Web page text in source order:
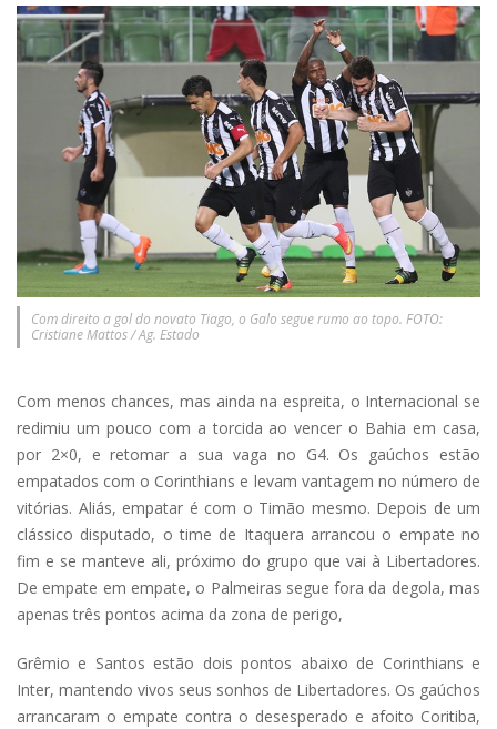
Com direito a gol do novato Tiago, o Galo segue rumo ao topo. FOTO:
Cristiane Mattos / Ag. Estado
Com menos chances, mas ainda na espreita, o Internacional se
redimiu um pouco com a torcida ao vencer o Bahia em casa,
por 2×0, e retomar a sua vaga no G4. Os gaúchos estão
empatados com o Corinthians e levam vantagem no número de
vitórias. Aliás, empatar é com o Timão mesmo. Depois de um
clássico disputado, o time de Itaquera arrancou o empate no
fim e se manteve ali, próximo do grupo que vai à Libertadores.
De empate em empate, o Palmeiras segue fora da degola, mas
apenas três pontos acima da zona de perigo,
Grêmio e Santos estão dois pontos abaixo de Corinthians e
Inter, mantendo vivos seus sonhos de Libertadores. Os gaúchos
arrancaram o empate contra o desesperado e afoito Coritiba,